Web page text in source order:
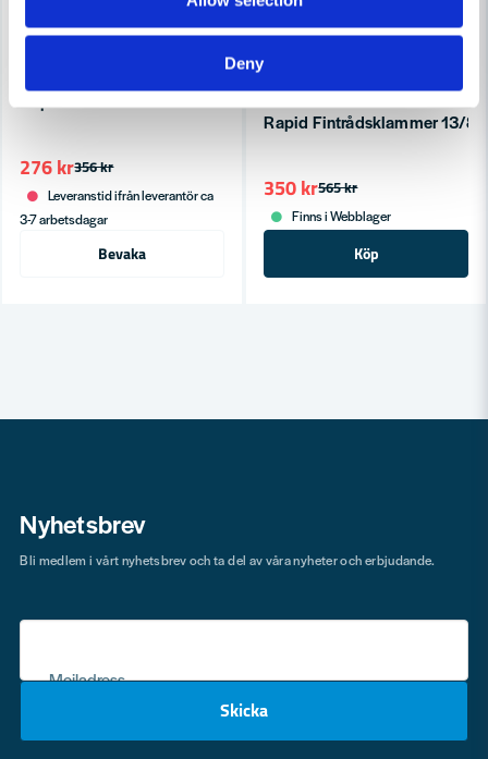
Deny
356 kr
276 kr
Leveranstid ifrån leverantör ca
3-7 arbetsdagar
Bevaka
Rapid Fintrådsklammer 13/8
565 kr
350 kr
Finns i Webblager
Köp
Nyhetsbrev
Mejladress
Skicka
Bli medlem i vårt nyhetsbrev och ta del av våra nyheter och erbjudande.